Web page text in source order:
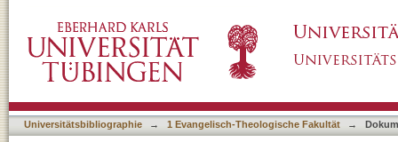
Universitätsbibliographie → 1 Evangelisch-Theologische Fakultät →